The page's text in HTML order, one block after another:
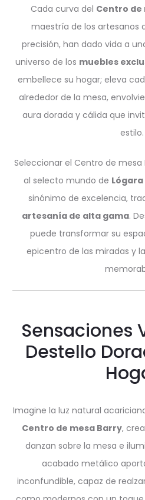
Cada curva del Centro de
maestría de los artesanos
precisión, han dado vida a
universo de los muebles
embellece su hogar; eleva
alrededor de la mesa,
aura dorada y cálida que
estilo.
Seleccionar el Centro de
al selecto mundo de
sinónimo de excelencia,
artesanía de alta gama.
puede transformar su
epicentro de las miradas y
Sensaciones
Destello
Imagine la luz natural
Centro de mesa Barry,
danzan sobre la mesa e
acabado metálico
inconfundible, capaz de